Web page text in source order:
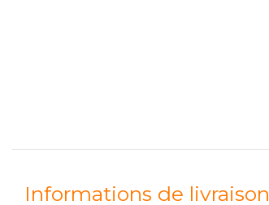
Informations de livraison